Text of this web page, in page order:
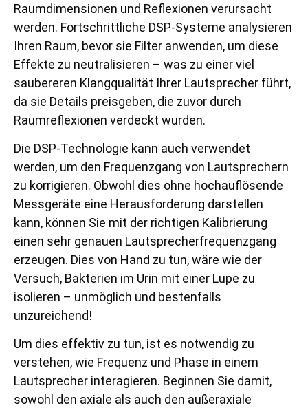
Raumdimensionen und Reflexionen verursacht
werden. Fortschrittliche DSP-Systeme analysieren
Ihren Raum, bevor sie Filter anwenden, um diese
Effekte zu neutralisieren – was zu einer viel
saubereren Klangqualität Ihrer Lautsprecher führt,
da sie Details preisgeben, die zuvor durch
Raumreflexionen verdeckt wurden.
Die DSP-Technologie kann auch verwendet
werden, um den Frequenzgang von Lautsprechern
zu korrigieren. Obwohl dies ohne hochauflösende
Messgeräte eine Herausforderung darstellen
kann, können Sie mit der richtigen Kalibrierung
einen sehr genauen Lautsprecherfrequenzgang
erzeugen. Dies von Hand zu tun, wäre wie der
Versuch, Bakterien im Urin mit einer Lupe zu
isolieren – unmöglich und bestenfalls
unzureichend!
Um dies effektiv zu tun, ist es notwendig zu
verstehen, wie Frequenz und Phase in einem
Lautsprecher interagieren. Beginnen Sie damit,
sowohl den axiale als auch den außeraxiale